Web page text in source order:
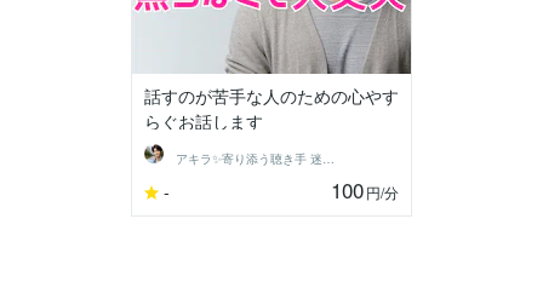
話すのが苦手な人のための心やす
らぐお話します
- 100円/分